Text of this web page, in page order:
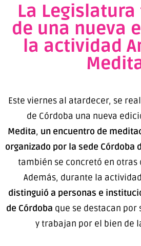
La
de una nueva
la actividad
Este viernes al atardecer, se
de Córdoba una nueva
Medita, un encuentro de
organizado por la sede Córdoba
también se concretó en otras
Además, durante la actividad
distinguió a personas e
de Córdoba que se destacan por
y trabajan por el bien de